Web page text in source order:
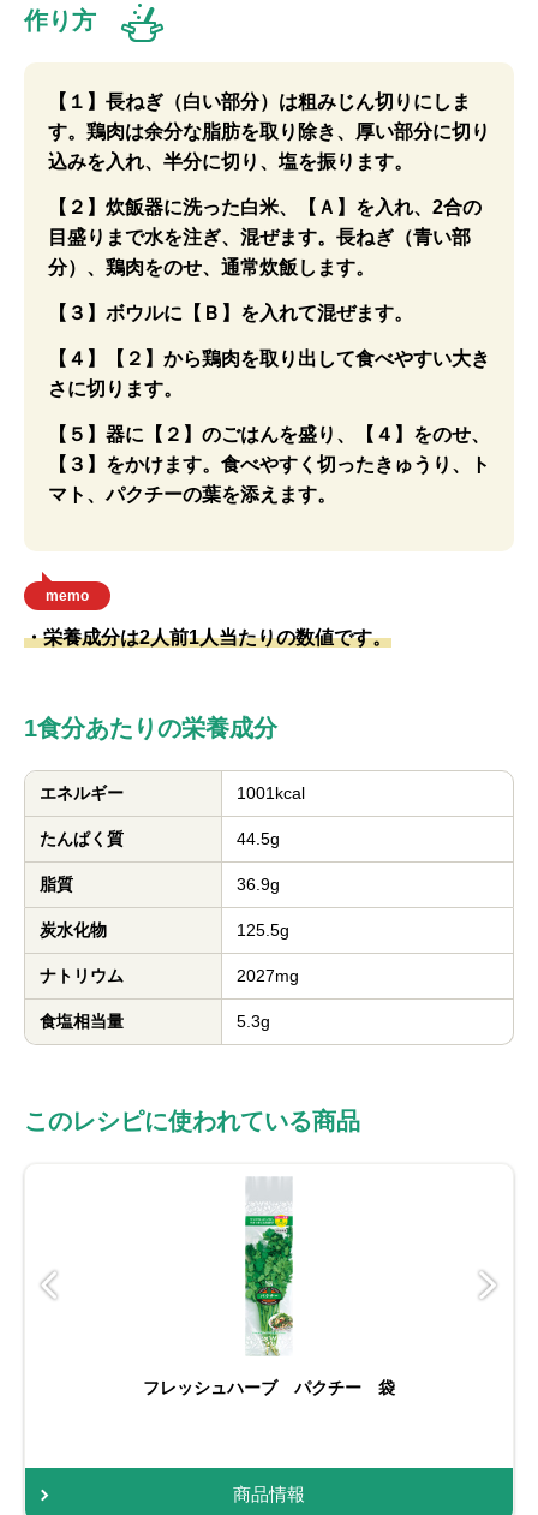
作り方
【１】長ねぎ（白い部分）は粗みじん切りにしま
す。鶏肉は余分な脂肪を取り除き、厚い部分に切り
込みを入れ、半分に切り、塩を振ります。
【２】炊飯器に洗った白米、【Ａ】を入れ、2合の
目盛りまで水を注ぎ、混ぜます。長ねぎ（青い部
分）、鶏肉をのせ、通常炊飯します。
【３】ボウルに【Ｂ】を入れて混ぜます。
【４】【２】から鶏肉を取り出して食べやすい大き
さに切ります。
【５】器に【２】のごはんを盛り、【４】をのせ、
【３】をかけます。食べやすく切ったきゅうり、ト
マト、パクチーの葉を添えます。
memo
・栄養成分は2人前1人当たりの数値です。
1食分あたりの栄養成分
エネルギー 1001kcal
たんぱく質 44.5g
脂質 36.9g
炭水化物 125.5g
ナトリウム 2027mg
食塩相当量 5.3g
このレシピに使われている商品
フレッシュハーブ パクチー 袋
商品情報